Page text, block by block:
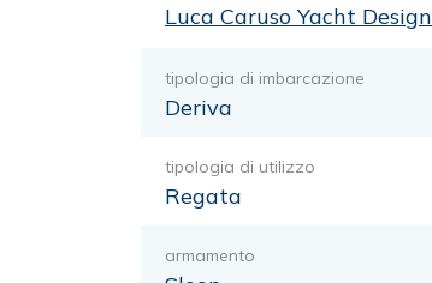
Luca Caruso Yacht Design
tipologia di imbarcazione
Deriva
tipologia di utilizzo
Regata
armamento